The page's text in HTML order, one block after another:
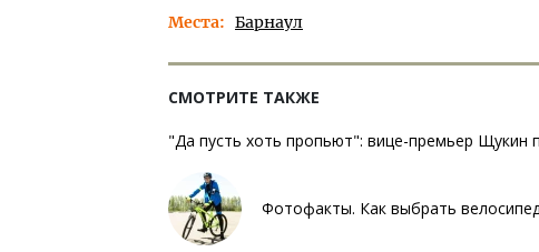
Места Барнаул
СМОТРИТЕ ТАКЖЕ
"Да пусть хоть пропьют": вице-премьер Щукин
Фотофакты. Как выбрать